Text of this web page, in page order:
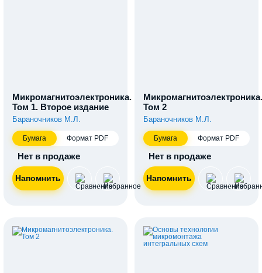
Микромагнитоэлектроника.
Том 1. Второе издание
Бараночников М.Л.
Бумага Формат PDF
Нет в продаже
Микромагнитоэлектроника.
Том 2
Бараночников М.Л.
Бумага Формат PDF
Нет в продаже